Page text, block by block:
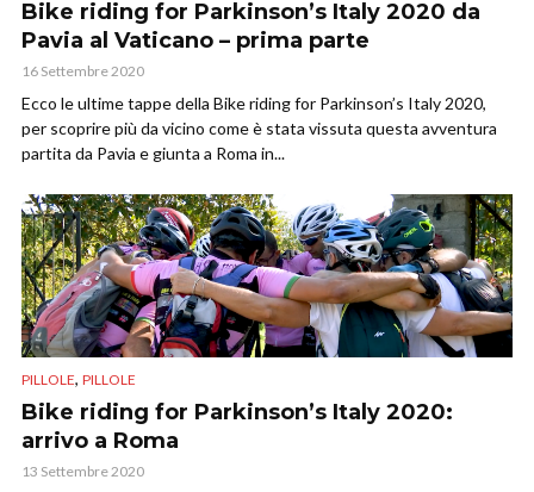
Bike riding for Parkinson’s Italy 2020 da
Pavia al Vaticano – prima parte
16 Settembre 2020
Ecco le ultime tappe della Bike riding for Parkinson’s Italy 2020,
per scoprire più da vicino come è stata vissuta questa avventura
partita da Pavia e giunta a Roma in...
PILLOLE, PILLOLE
Bike riding for Parkinson’s Italy 2020:
arrivo a Roma
13 Settembre 2020